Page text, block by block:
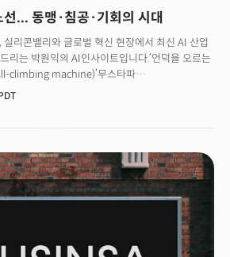
... 동맹·침공·기회의 시대
리콘밸리와 글로벌 혁신 현장에서 최신 AI 산업
리는 박원익의 AI인사이트입니다.‘언덕을 오르는
climbing machine)’무스타파
총괄은 연례 개발자 컨퍼런스
터, 더 정교한 평가 기준을 적용해 지속적으로
힌 것입니다.발표에서 가장 눈길을 끄는 내용은
3자 모델에서 지식을 증류(distillation)하지
정 모두를 직접 구축했다.” 이는 자체
픈AI 의존에서 벗어나 독자적 AI 역량을
었습니다. 마이크로소프트뿐만이 아닙니다.
제공한다고 밝히며 마이크로소프트에서 벗어난